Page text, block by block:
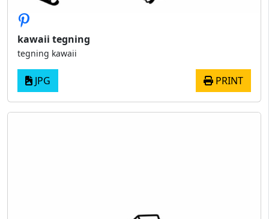
kawaii tegning
tegning kawaii
JPG PRINT